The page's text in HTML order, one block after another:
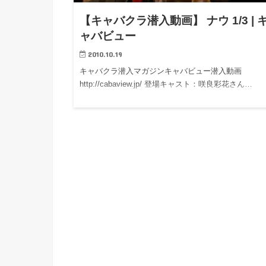
【キャバクラ潜入動画】 ナウ 1/3 |
ャバビュー
2010.10.19
キャバクラ潜入マガジンキャバビュー潜入動画
http://cabaview.jp/ 登場キャスト：咲良彩花さん…